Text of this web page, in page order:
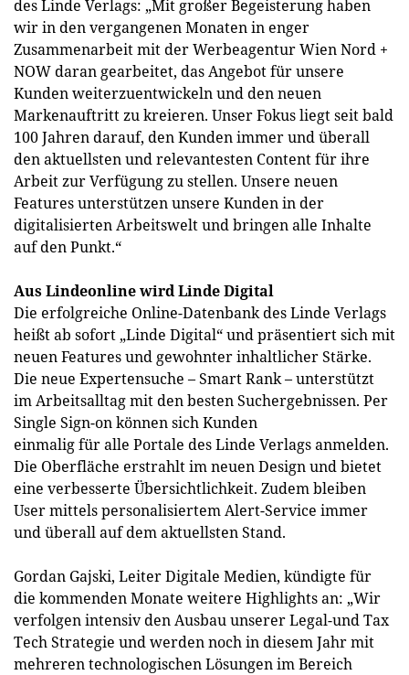
des Linde Verlags: „Mit großer Begeisterung haben
wir in den vergangenen Monaten in enger
Zusammenarbeit mit der Werbeagentur Wien Nord +
NOW daran gearbeitet, das Angebot für unsere
Kunden weiterzuentwickeln und den neuen
Markenauftritt zu kreieren. Unser Fokus liegt seit bald
100 Jahren darauf, den Kunden immer und überall
den aktuellsten und relevantesten Content für ihre
Arbeit zur Verfügung zu stellen. Unsere neuen
Features unterstützen unsere Kunden in der
digitalisierten Arbeitswelt und bringen alle Inhalte
auf den Punkt.“
Aus Lindeonline wird Linde Digital
Die erfolgreiche Online-Datenbank des Linde Verlags
heißt ab sofort „Linde Digital“ und präsentiert sich mit
neuen Features und gewohnter inhaltlicher Stärke.
Die neue Expertensuche – Smart Rank – unterstützt
im Arbeitsalltag mit den besten Suchergebnissen. Per
Single Sign-on können sich Kunden
einmalig für alle Portale des Linde Verlags anmelden.
Die Oberfläche erstrahlt im neuen Design und bietet
eine verbesserte Übersichtlichkeit. Zudem bleiben
User mittels personalisiertem Alert-Service immer
und überall auf dem aktuellsten Stand.
Gordan Gajski, Leiter Digitale Medien, kündigte für
die kommenden Monate weitere Highlights an: „Wir
verfolgen intensiv den Ausbau unserer Legal-und Tax
Tech Strategie und werden noch in diesem Jahr mit
mehreren technologischen Lösungen im Bereich